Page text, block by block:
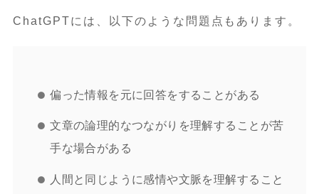
ChatGPTには、以下のような問題点もあります。
偏った情報を元に回答をすることがある
文章の論理的なつながりを理解することが苦
手な場合がある
人間と同じように感情や文脈を理解すること